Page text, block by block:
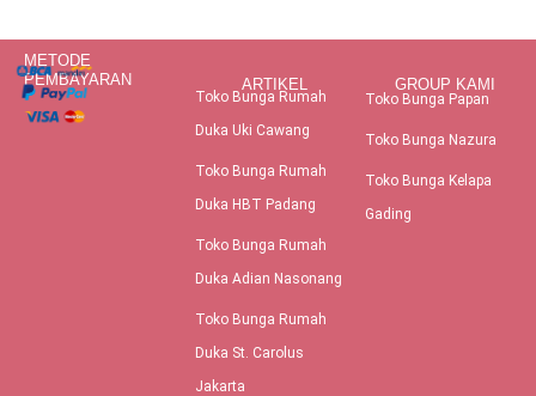
METODE
PEMBAYARAN
ARTIKEL
Toko Bunga Rumah
Duka Uki Cawang
Toko Bunga Rumah
Duka HBT Padang
Toko Bunga Rumah
Duka Adian Nasonang
Toko Bunga Rumah
Duka St. Carolus
Jakarta
GROUP KAMI
Toko Bunga Papan
Toko Bunga Nazura
Toko Bunga Kelapa
Gading